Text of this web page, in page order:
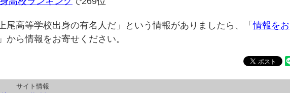
尾高等学校出身の有名人だ」という情報がありましたら、「情報をお
」から情報をお寄せください。
サイト情報